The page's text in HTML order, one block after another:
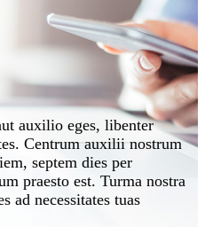
auxilio eges, libenter
Centrum auxilii nostrum
septem dies per
praesto est. Turma nostra
ad necessitates tuas